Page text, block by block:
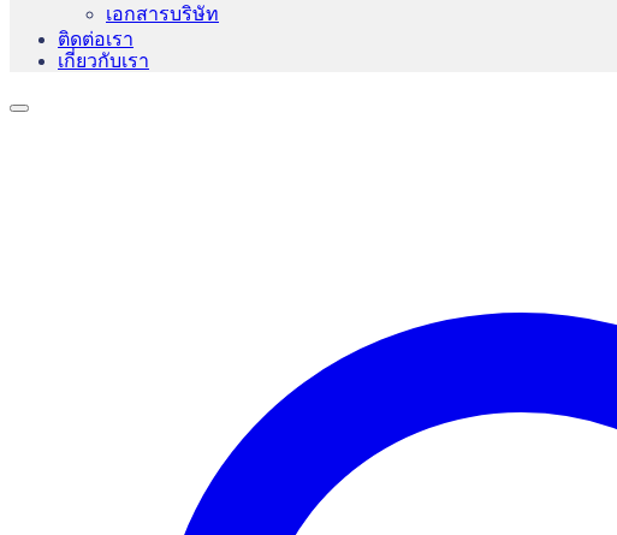
เอกสารบริษัท
ติดต่อเรา
เกี่ยวกับเรา